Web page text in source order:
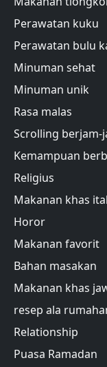
Perawatan kuku
Perawatan bulu
Minuman sehat
Minuman unik
Rasa malas
Scrolling berjam-
Kemampuan
Religius
Makanan khas
Horor
Makanan favorit
Bahan masakan
Makanan khas
resep ala
Relationship
Puasa Ramadan